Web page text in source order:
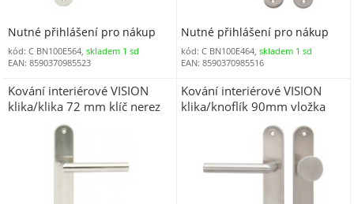
Nutné přihlášení pro nákup
kód: C BN100E564, skladem 1 sd
EAN: 8590370985523
Nutné přihlášení pro nákup
kód: C BN100E464,skladem 1 sd
EAN: 8590370985516
Kování interiérové VISION
klika/klika 72 mm klíč nerez
Kování interiérové VISION
klika/knoflík 90mm vložka